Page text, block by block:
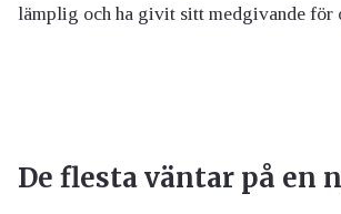
lämplig och ha givit sitt medgivande för
De flesta väntar på en